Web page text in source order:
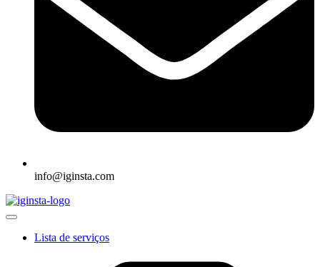
info@iginsta.com
Lista de serviços